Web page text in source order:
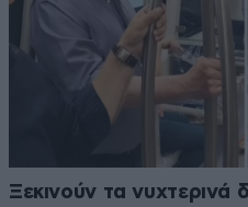
Ξεκινούν τα νυχτερινά